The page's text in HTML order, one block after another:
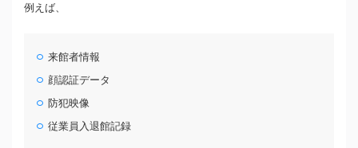
例えば、
来館者情報
顔認証データ
防犯映像
従業員入退館記録